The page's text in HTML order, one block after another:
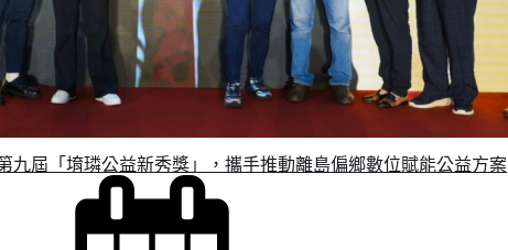
屆「堉璘公益新秀獎」，攜手推動離島偏鄉數位賦能公益方案